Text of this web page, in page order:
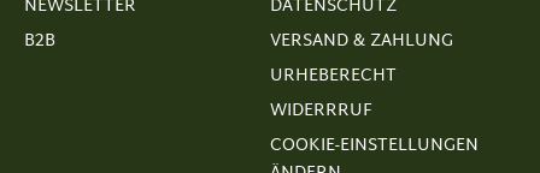
NEWSLETTER
B2B
DATENSCHUTZ
VERSAND & ZAHLUNG
URHEBERECHT
WIDERRRUF
COOKIE-EINSTELLUNGEN